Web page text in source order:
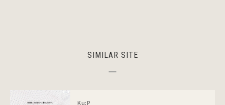
SIMILAR SITE
Ku:P